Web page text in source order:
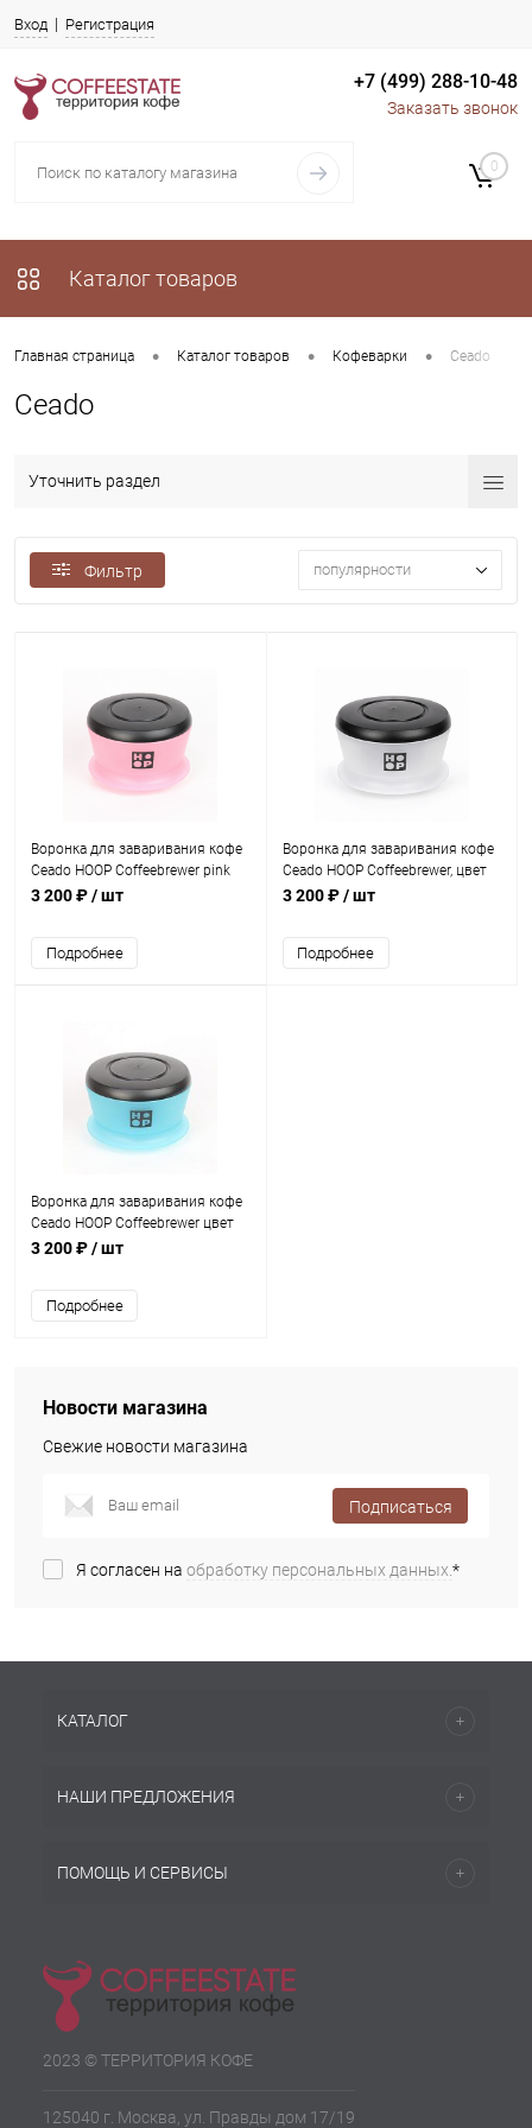
Вход Регистрация
+7 (499) 288-10-48
Заказать звонок
Каталог товаров
0
Главная страница • Каталог товаров • Кофеварки • Ceado
Ceado
Уточнить раздел
Фильтр популярности
Воронка для заваривания кофе
Ceado HOOP Coffeebrewer pink
Royale
3 200 ₽/ шт
Подробнее
Воронка для заваривания кофе
Ceado HOOP Coffeebrewer, цвет
матовый прозрачный
3 200 ₽/ шт
Подробнее
Воронка для заваривания кофе
Ceado HOOP Coffeebrewer цвет
синий
3 200 ₽/ шт
Подробнее
Новости магазина
Свежие новости магазина
Подписаться
Я согласен на обработку персональных данных.*
КАТАЛОГ
НАШИ ПРЕДЛОЖЕНИЯ
ПОМОЩЬ И СЕРВИСЫ
2023 © ТЕРРИТОРИЯ КОФЕ
125040 г. Москва, ул. Правды дом 17/19